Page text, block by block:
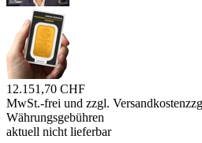
12.151,70 CHF
MwSt.-frei und zzgl. Versandkosten
Währungsgebühren
aktuell nicht lieferbar